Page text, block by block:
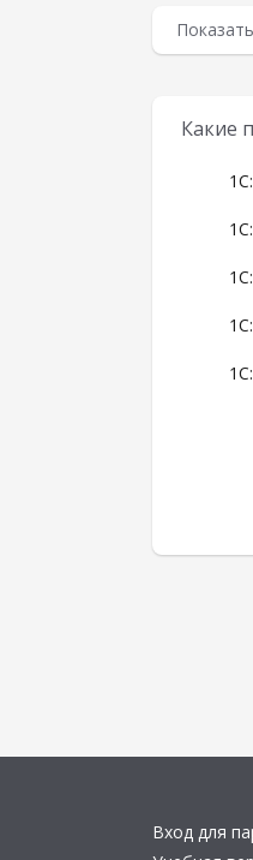
Какие
Вход для